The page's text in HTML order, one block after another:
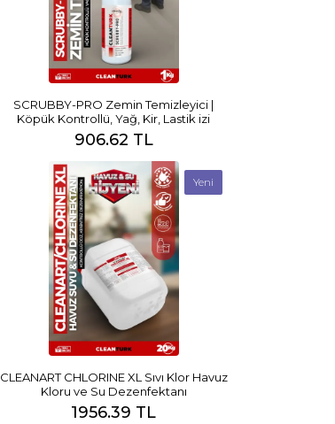
SCRUBBY-PRO Zemin Temizleyici |
Köpük Kontrollü, Yağ, Kir, Lastik izi
Çözücü, Otomat Uyumlu
906.62 TL
Yeni
CLEANART CHLORINE XL Sıvı Klor Havuz
Kloru ve Su Dezenfektanı
1956.39 TL